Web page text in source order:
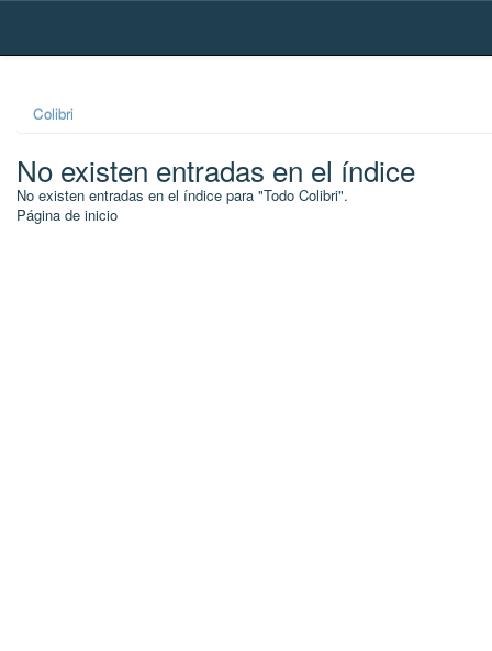
Skip
Colibri
No existen entradas en el índice
No existen entradas en el índice para "Todo Colibri".
Página de inicio